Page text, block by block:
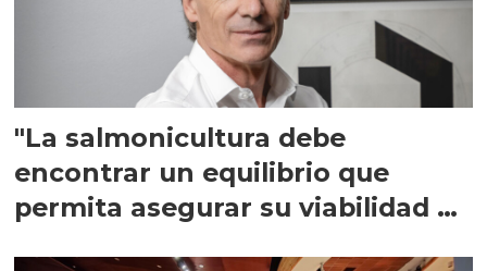
"La salmonicultura debe
encontrar un equilibrio que
permita asegurar su viabilidad de